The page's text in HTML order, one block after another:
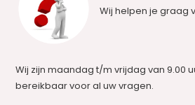
Wij helpen je graag
Wij zijn maandag t/m vrijdag van 9.00
bereikbaar voor al uw vragen.